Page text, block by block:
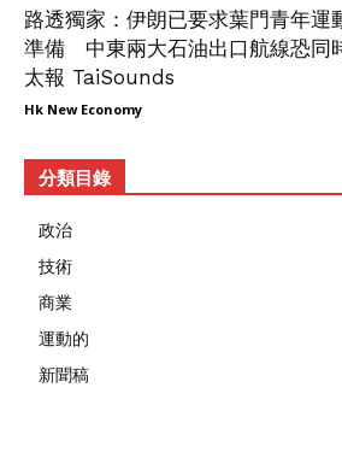
路透獨家：伊朗已要求葉門青年運
準備 中東兩大石油出口航線恐同
太報 TaiSounds
Hk New Economy
分類目錄
政治
技術
商業
運動的
新聞稿